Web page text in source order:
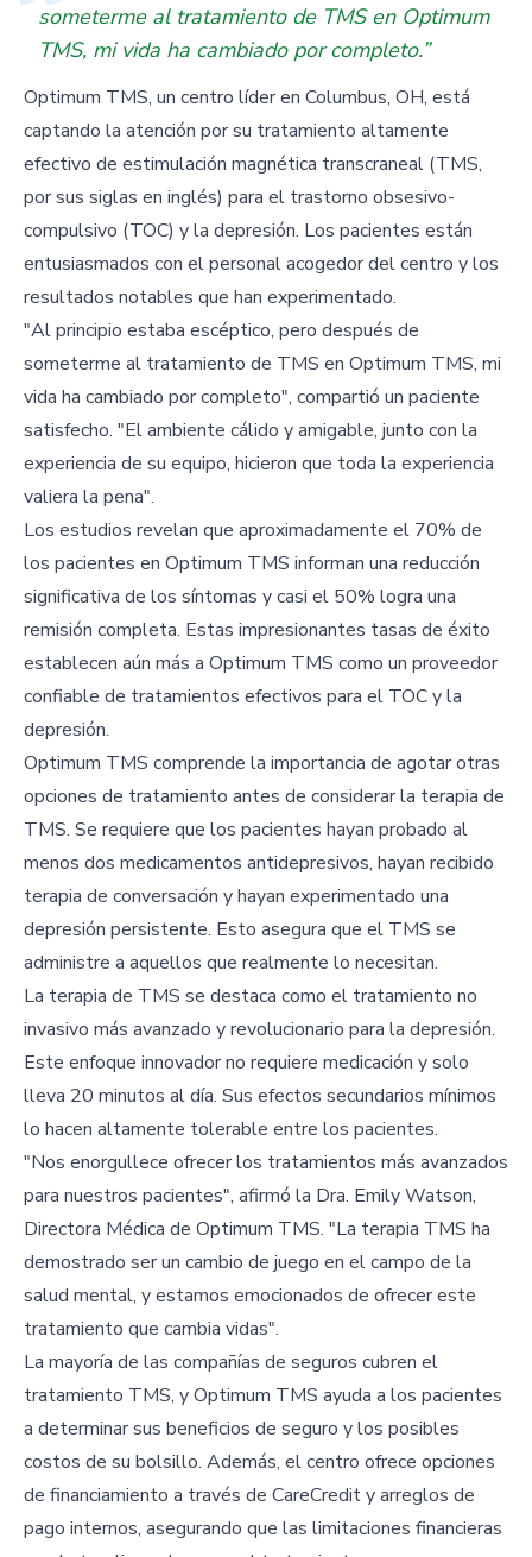
someterme al tratamiento de TMS en Optimum
TMS, mi vida ha cambiado por completo.”
Optimum TMS, un centro líder en Columbus, OH, está
captando la atención por su tratamiento altamente
efectivo de estimulación magnética transcraneal (TMS,
por sus siglas en inglés) para el trastorno obsesivo-
compulsivo (TOC) y la depresión. Los pacientes están
entusiasmados con el personal acogedor del centro y los
resultados notables que han experimentado.
"Al principio estaba escéptico, pero después de
someterme al tratamiento de TMS en Optimum TMS, mi
vida ha cambiado por completo", compartió un paciente
satisfecho. "El ambiente cálido y amigable, junto con la
experiencia de su equipo, hicieron que toda la experiencia
valiera la pena".
Los estudios revelan que aproximadamente el 70% de
los pacientes en Optimum TMS informan una reducción
significativa de los síntomas y casi el 50% logra una
remisión completa. Estas impresionantes tasas de éxito
establecen aún más a Optimum TMS como un proveedor
confiable de tratamientos efectivos para el TOC y la
depresión.
Optimum TMS comprende la importancia de agotar otras
opciones de tratamiento antes de considerar la terapia de
TMS. Se requiere que los pacientes hayan probado al
menos dos medicamentos antidepresivos, hayan recibido
terapia de conversación y hayan experimentado una
depresión persistente. Esto asegura que el TMS se
administre a aquellos que realmente lo necesitan.
La terapia de TMS se destaca como el tratamiento no
invasivo más avanzado y revolucionario para la depresión.
Este enfoque innovador no requiere medicación y solo
lleva 20 minutos al día. Sus efectos secundarios mínimos
lo hacen altamente tolerable entre los pacientes.
"Nos enorgullece ofrecer los tratamientos más avanzados
para nuestros pacientes", afirmó la Dra. Emily Watson,
Directora Médica de Optimum TMS. "La terapia TMS ha
demostrado ser un cambio de juego en el campo de la
salud mental, y estamos emocionados de ofrecer este
tratamiento que cambia vidas".
La mayoría de las compañías de seguros cubren el
tratamiento TMS, y Optimum TMS ayuda a los pacientes
a determinar sus beneficios de seguro y los posibles
costos de su bolsillo. Además, el centro ofrece opciones
de financiamiento a través de CareCredit y arreglos de
pago internos, asegurando que las limitaciones financieras